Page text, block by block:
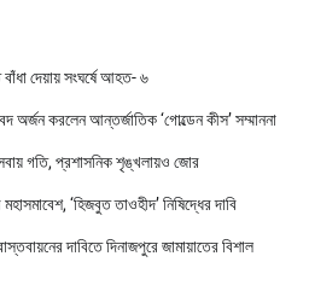
বাঁধা দেয়ায় সংঘর্ষে আহত- ৬
অর্জন করলেন আন্তর্জাতিক ‘গোল্ডেন কীস’ সম্মাননা
গতি, প্রশাসনিক শৃঙ্খলায়ও জোর
‘হিজবুত তাওহীদ’ নিষিদ্ধের দাবি
দাবিতে দিনাজপুরে জামায়াতের বিশাল